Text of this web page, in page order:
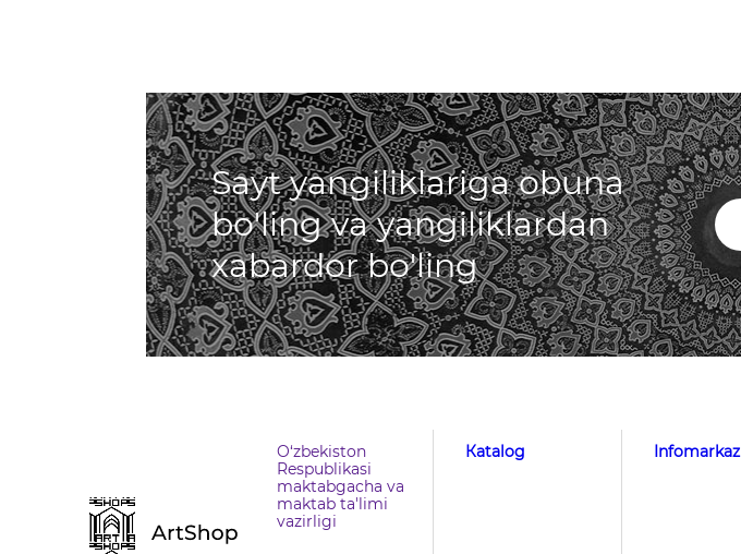
Sayt yangiliklariga obuna
bo'ling va yangiliklardan
xabardor bo'ling
O‘zbekiston
Respublikasi
maktabgacha va
maktab ta'limi
vazirligi
Кatalog Infomarkaz